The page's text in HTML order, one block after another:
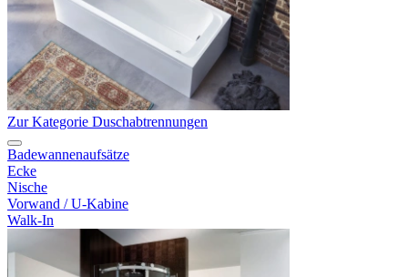
Zur Kategorie Duschabtrennungen
Badewannenaufsätze
Ecke
Nische
Vorwand / U-Kabine
Walk-In